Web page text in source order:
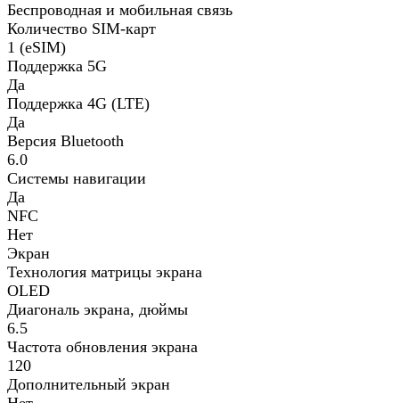
Беспроводная и мобильная связь
Количество SIM-карт
1 (eSIM)
Поддержка 5G
Да
Поддержка 4G (LTE)
Да
Версия Bluetooth
6.0
Системы навигации
Да
NFC
Нет
Экран
Технология матрицы экрана
OLED
Диагональ экрана, дюймы
6.5
Частота обновления экрана
120
Дополнительный экран